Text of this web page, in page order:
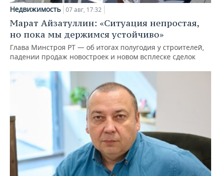
Недвижимость 07 авг, 17:32
Марат Айзатуллин: «Ситуация непростая,
но пока мы держимся устойчиво»
Глава Минстроя РТ — об итогах полугодия у строителей,
падении продаж новостроек и новом всплеске сделок